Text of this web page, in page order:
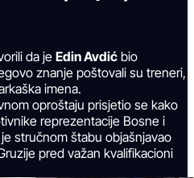
da je Edin Avdić bio
znanje poštovali su treneri,
imena.
oproštaju prisjetio se kako
reprezentacije Bosne i
stručnom štabu objašnjavao
pred važan kvalifikacioni